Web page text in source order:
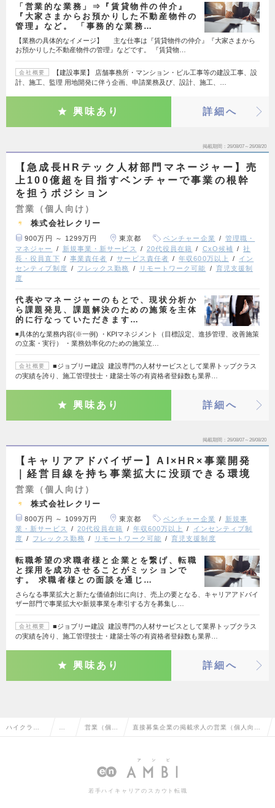
「営業的な業務」⇒『賃貸物件の仲介』
『大家さまからお預かりした不動産物件の
管理』など。 「事務的な業務…
【業務の具体的なイメージ】 主な仕事は『賃貸物件の仲介』『大家さまから
お預かりした不動産物件の管理』などです。 『賃貸物…
会社概要
【建設事業】 店舗事務所・マンション・ビル工事等の建設工事、設
計、施工、監理 用地開発に伴う企画、申請業務及び、設計、施工、…
興味あり 詳細へ
掲載期間 26/08/07～26/08/20
【急成長HRテック人材部門マネージャー】売
上100億超を目指すベンチャーで事業の根幹
を担うポジション
営業（個人向け）
株式会社レクリー
900万円 ～ 1299万円 東京都 ベンチャー企業
管理職・
マネジャー
新規事業・新サービス 20代役員在籍 CxO候補
社
長・役員直下
事業責任者 サービス責任者 年収600万以上
イン
センティブ制度
フレックス勤務 リモートワーク可能
育児支援制
度
代表やマネージャーのもとで、現状分析か
ら課題発見、課題解決のための施策を主体
的に行なっていただきます…
◾️具体的な業務内容(※一例) ・KPIマネジメント（目標設定、進捗管理、改善施策
の立案・実行） ・業務効率化のための施策立…
会社概要
■ジョブリー建設 建設専門の人材サービスとして業界トップクラス
の実績を誇り、施工管理技士・建築士等の有資格者登録数も業界…
興味あり 詳細へ
掲載期間 26/08/07～26/08/20
【キャリアアドバイザー】AI×HR×事業開発
｜経営目線を持ち事業拡大に没頭できる環境
営業（個人向け）
株式会社レクリー
800万円 ～ 1099万円 東京都 ベンチャー企業
新規事
業・新サービス
20代役員在籍 年収600万以上
インセンティブ制
度
フレックス勤務 リモートワーク可能 育児支援制度
転職希望の求職者様と企業とを繋げ、転職
と採用を成功させることがミッションで
す。 求職者様との面談を通じ…
さらなる事業拡大と新たな価値創出に向け、売上の要となる、キャリアアドバイ
ザー部門で事業拡大や新規事業を牽引する方を募集し…
会社概要
■ジョブリー建設 建設専門の人材サービスとして業界トップクラス
の実績を誇り、施工管理技士・建築士等の有資格者登録数も業界…
興味あり 詳細へ
ハイクラス 営 営業（個人 直接募集企業の掲載求人の営業（個人向
若手ハイキャリアのスカウト転職